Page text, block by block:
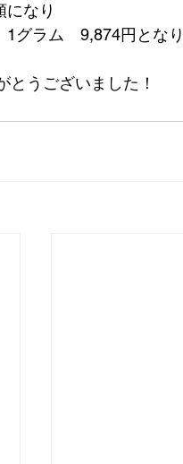
になり
1グラム　9,874円とな
とうございました！